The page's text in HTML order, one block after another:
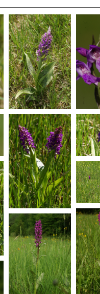
Dactylorhiz
a majalis
a
Dactylorhiz
a majalis
a
a
a
Dactylorhiz
a majalis